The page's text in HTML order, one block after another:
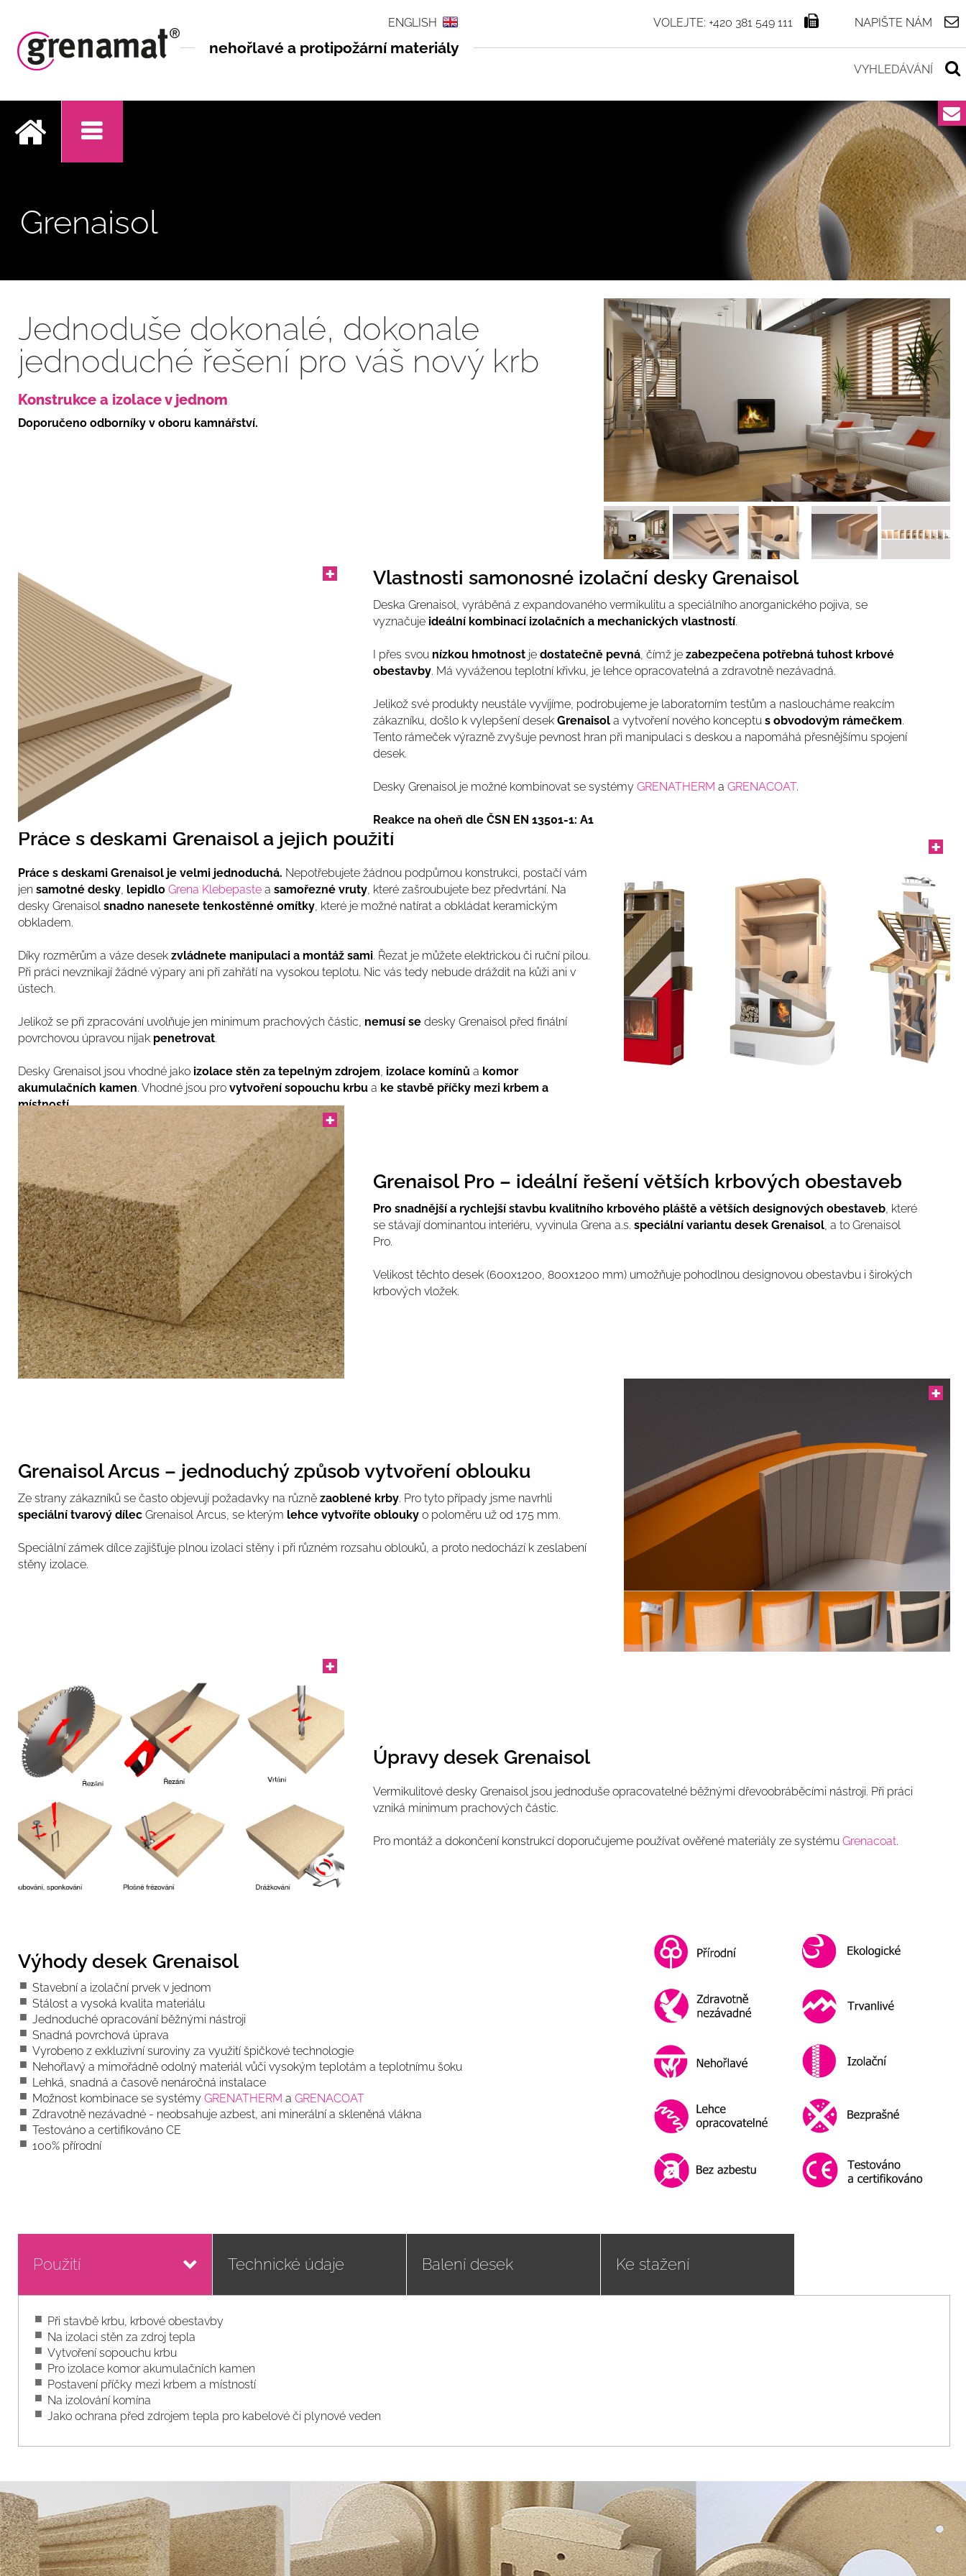
nehořlavé a protipožární materiály
NAPIŠTE NÁM
VOLEJTE: +420 381 549 111
ENGLISH
.
Grenaisol
Jednoduše dokonalé, dokonale
jednoduché řešení pro váš nový krb
Konstrukce a izolace v jednom
Doporučeno odborníky v oboru kamnářství.
Vlastnosti samonosné izolační desky Grenaisol
Deska Grenaisol, vyráběná z expandovaného vermikulitu a speciálního anorganického pojiva, se
vyznačuje ideální kombinací izolačních a mechanických vlastností.
I přes svou nízkou hmotnost jedostatečně pevná , čímž jezabezpečena potřebná tuhost krbové
obestavby. Má vyváženou teplotní křivku, je lehce opracovatelná a zdravotně nezávadná.
Jelikož své produkty neustále vyvíjíme, podrobujeme je laboratorním testům a nasloucháme reakcím
zákazníku, došlo k vylepšení desekGrenaisol a vytvoření nového konceptus obvodovým rámečkem.
Tento rámeček výrazně zvyšuje pevnost hran při manipulaci s deskou a napomáhá přesnějšímu spojení
desek.
Desky Grenaisol je možné kombinovat se systémyGRENATHERM aGRENACOAT.
Reakce na oheň dle ČSN EN 13501-1: A1
Práce s deskami Grenaisol a jejich použití
Práce s deskami Grenaisol je velmi jednoduchá. Nepotřebujete žádnou podpůrnou konstrukci, postačí vám
jen samotné desky, lepidlo Grena Klebepaste a samořezné vruty, které zašroubujete bez předvrtání. Na
desky Grenaisol snadno nanesete tenkostěnné omítky, které je možné natírat a obkládat keramickým
obkladem.
Díky rozměrům a váze desek zvládnete manipulaci a montáž sami. Řezat je můžete elektrickou či ruční pilou.
Při práci nevznikají žádné výpary ani při zahřátí na vysokou teplotu. Nic vás tedy nebude dráždit na kůži ani v
ústech.
Jelikož se při zpracování uvolňuje jen minimum prachových částic, nemusí se desky Grenaisol před finální
povrchovou úpravou nijak penetrovat.
Desky Grenaisol jsou vhodné jako izolace stěn za tepelným zdrojem, izolace komínů a komor
akumulačních kamen. Vhodné jsou pro vytvoření sopouchu krbu a ke stavbě příčky mezi krbem a
místností.
Grenaisol Pro – ideální řešení větších krbových obestaveb
Pro snadnější a rychlejší stavbu kvalitního krbového pláště a větších designových obestaveb, které
se stávají dominantou interiéru, vyvinula Grena a.s.speciální variantu desek Grenaisol, a to Grenaisol
Pro.
Velikost těchto desek (600x1200, 800x1200 mm) umožňuje pohodlnou designovou obestavbu i širokých
krbových vložek.
Grenaisol Arcus – jednoduchý způsob vytvoření oblouku
Ze strany zákazníků se často objevují požadavky na různě zaoblené krby. Pro tyto případy jsme navrhli
speciální tvarový dílec Grenaisol Arcus, se kterým lehce vytvoříte oblouky o poloměru už od 175 mm.
Speciální zámek dílce zajišťuje plnou izolaci stěny i při různém rozsahu oblouků, a proto nedochází k zeslabení
stěny izolace.
Úpravy desek Grenaisol
Vermikulitové desky Grenaisol jsou jednoduše opracovatelné běžnými dřevoobráběcími nástroji. Při práci
vzniká minimum prachových částic.
Pro montáž a dokončení konstrukcí doporučujeme používat ověřené materiály ze systémuGrenacoat.
Výhody desek Grenaisol
Stavební a izolační prvek v jednom
Stálost a vysoká kvalita materiálu
Jednoduché opracování běžnými nástroji
Snadná povrchová úprava
Vyrobeno z exkluzivní suroviny za využití špičkové technologie
Nehořlavý a mimořádně odolný materiál vůči vysokým teplotám a teplotnímu šoku
Lehká, snadná a časově nenáročná instalace
Možnost kombinace se systémy GRENATHERM a GRENACOAT
Zdravotně nezávadné - neobsahuje azbest, ani minerální a skleněná vlákna
Testováno a certifikováno CE
100% přírodní
Použití Technické údaje Balení desek Ke stažení
Při stavbě krbu, krbové obestavby
Na izolaci stěn za zdroj tepla
Vytvoření sopouchu krbu
Pro izolace komor akumulačních kamen
Postavení příčky mezi krbem a místností
Na izolování komína
Jako ochrana před zdrojem tepla pro kabelové či plynové veden